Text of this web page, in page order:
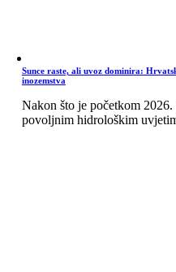
Sunce raste, ali uvoz dominira:
inozemstva
Nakon što je početkom
povoljnim hidrološkim